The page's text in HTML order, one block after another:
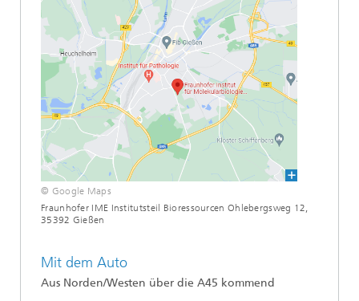
© Google Maps
Fraunhofer IME Institutsteil Bioressourcen Ohlebergsweg 12,
35392 Gießen
Mit dem Auto
Aus Norden/Westen über die A45 kommend